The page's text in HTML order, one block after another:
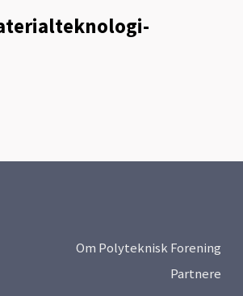
Om Polyteknisk Forening
Partnere